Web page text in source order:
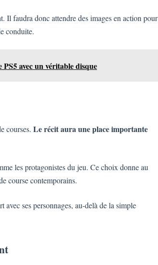
Il faudra donc attendre des images en action pour
conduite.
avec un véritable disque
courses. Le récit aura une place importante
les protagonistes du jeu. Ce choix donne au
course contemporains.
ses personnages, au-delà de la simple